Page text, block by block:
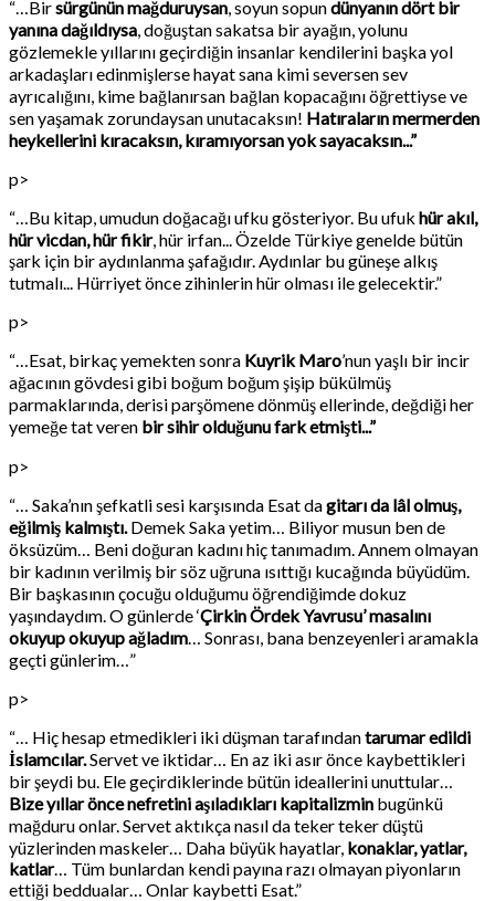
“…Birsürgünün mağduruysan, soyun sopundünyanın dört bir
yanına dağıldıysa, doğuştan sakatsa bir ayağın, yolunu
gözlemekle yıllarını geçirdiğin insanlar kendilerini başka yol
arkadaşları edinmişlerse hayat sana kimi seversen sev
ayrıcalığını, kime bağlanırsan bağlan kopacağını öğrettiyse ve
sen yaşamak zorundaysan unutacaksın! Hatıraların mermerden
heykellerini kıracaksın, kıramıyorsan yok sayacaksın...”
p>
“…Bu kitap, umudun doğacağı ufku gösteriyor. Bu ufuk hür akıl,
hür vicdan, hür fikir, hür irfan... Özelde Türkiye genelde bütün
şark için bir aydınlanma şafağıdır. Aydınlar bu güneşe alkış
tutmalı... Hürriyet önce zihinlerin hür olması ile gelecektir.”
p>
“…Esat, birkaç yemekten sonra Kuyrik Maro’nun yaşlı bir incir
ağacının gövdesi gibi boğum boğum şişip bükülmüş
parmaklarında, derisi parşömene dönmüş ellerinde, değdiği her
yemeğe tat veren bir sihir olduğunu fark etmişti...”
p>
“… Saka’nın şefkatli sesi karşısında Esat dagitarı da lâl olmuş,
eğilmiş kalmıştı.Demek Saka yetim… Biliyor musun ben de
öksüzüm… Beni doğuran kadını hiç tanımadım. Annem olmayan
bir kadının verilmiş bir söz uğruna ısıttığı kucağında büyüdüm.
Bir başkasının çocuğu olduğumu öğrendiğimde dokuz
yaşındaydım. O günlerde ‘Çirkin Ördek Yavrusu’masalını
okuyup okuyup ağladım… Sonrası, bana benzeyenleri aramakla
geçti günlerim…”
p>
“… Hiç hesap etmedikleri iki düşman tarafındantarumar edildi
İslamcılar.Servet ve iktidar… En az iki asır önce kaybettikleri
bir şeydi bu. Ele geçirdiklerinde bütün ideallerini unuttular…
Bize yıllar önce nefretini aşıladıkları kapitalizmin bugünkü
mağduru onlar. Servet aktıkça nasıl da teker teker düştü
yüzlerinden maskeler… Daha büyük hayatlar, konaklar, yatlar,
katlar… Tüm bunlardan kendi payına razı olmayan piyonların
ettiği beddualar… Onlar kaybetti Esat.”